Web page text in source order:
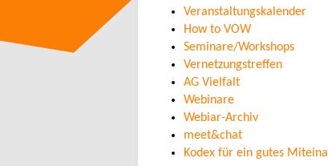
Veranstaltungskalender
How to VOW
Seminare/Workshops
Vernetzungstreffen
AG Vielfalt
Webinare
Webiar-Archiv
meet&chat
Kodex für ein gutes